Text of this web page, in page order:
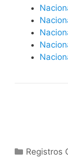
Categorías
Registros